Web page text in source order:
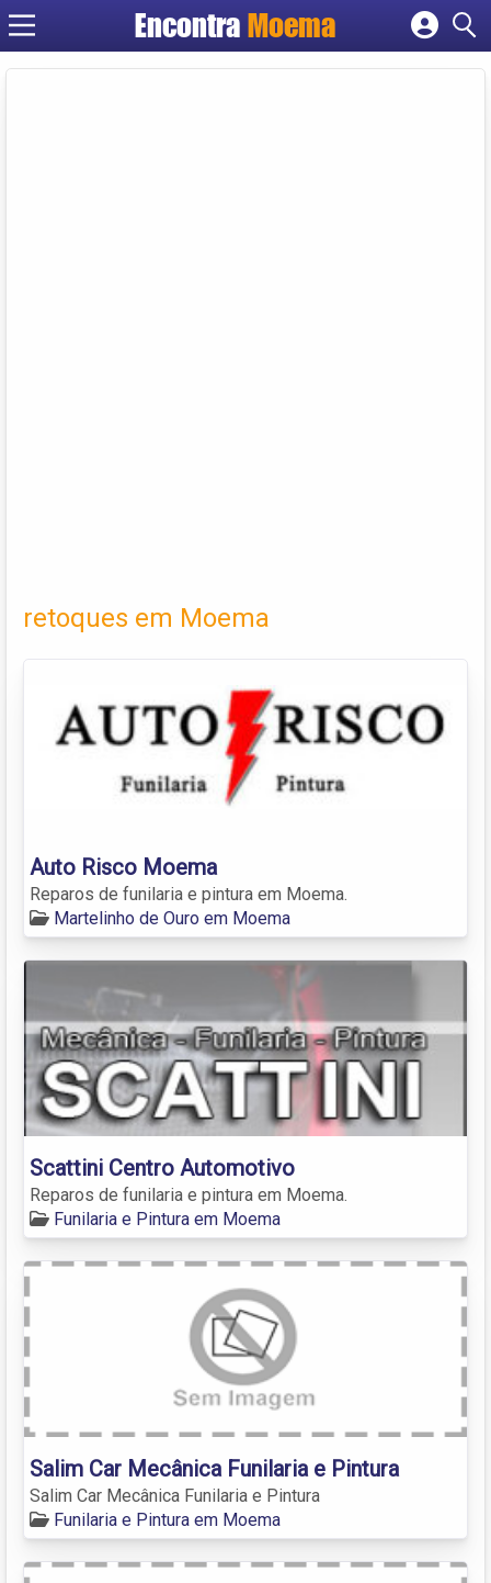
Encontra Moema
retoques em Moema
Auto Risco Moema
Reparos de funilaria e pintura em Moema.
Martelinho de Ouro em Moema
Scattini Centro Automotivo
Reparos de funilaria e pintura em Moema.
Funilaria e Pintura em Moema
Salim Car Mecânica Funilaria e Pintura
Salim Car Mecânica Funilaria e Pintura
Funilaria e Pintura em Moema